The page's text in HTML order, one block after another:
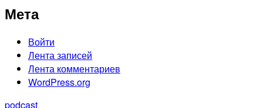
Мета
Войти
Лента записей
Лента комментариев
WordPress.org
podcast